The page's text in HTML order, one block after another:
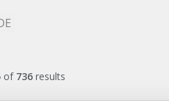
of 736 results